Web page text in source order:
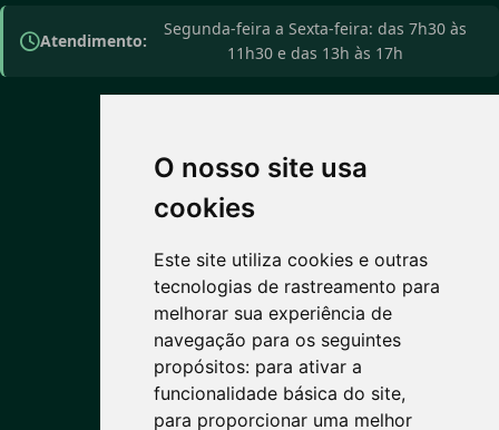
O nosso site usa
cookies
Este site utiliza cookies e outras
tecnologias de rastreamento para
melhorar sua experiência de
navegação para os seguintes
propósitos: para ativar a
funcionalidade básica do site,
para proporcionar uma melhor
Atendimento:
Segunda-feira a Sexta-feira: das 7h30 às
11h30 e das 13h às 17h
PREVISÃO DO TEMPO
6°C
Céu limpo
Máx: 18° • Mín: 5°